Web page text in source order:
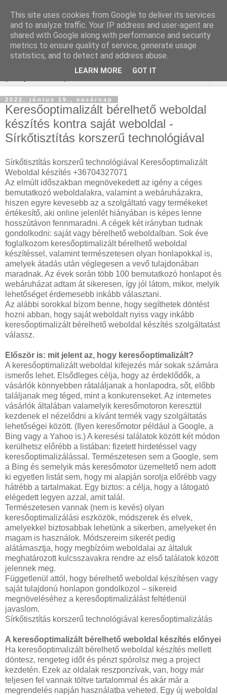
Keresőoptimalizálás :
gurtnicsere
2022. június 19., vasárnap
Keresőoptimalizált bérelhető weboldal
készítés kontra saját weboldal -
Sírkőtisztítás korszerű technológiával
Sírkőtisztítás korszerű technológiával Keresőoptimalizált
Weboldal készítés +36704327071
Az elmúlt időszakban megnövekedett az igény a céges
bemutatkozó weboldalakra, valamint a webáruházakra,
hiszen egyre kevesebb az a szolgáltató vagy termékeket
értékesítő, aki online jelenlét hiányában is képes lenne
hosszútávon fennmaradni. A cégek két irányban tudnak
gondolkodni: saját vagy bérelhető weboldalban. Sok éve
foglalkozom keresőoptimalizált bérelhető weboldal
készítéssel, valamint természetesen olyan honlapokkal is,
amelyek átadás után véglegesen a vevő tulajdonában
maradnak. Az évek során több 100 bemutatkozó honlapot és
webáruházat adtam át sikeresen, így jól látom, mikor, melyik
lehetőséget érdemesebb inkább választani.
Az alábbi sorokkal bízom benne, hogy segíthetek döntést
hozni abban, hogy saját weboldalt nyiss vagy inkább
keresőoptimalizált bérelhető weboldal készítés szolgáltatást
válassz.
Először is: mit jelent az, hogy keresőoptimalizált?
A keresőoptimalizált weboldal kifejezés már sokak számára
ismerős lehet. Elsődleges célja, hogy az érdeklődők, a
vásárlók könnyebben rátaláljanak a honlapodra, sőt, előbb
találjanak meg téged, mint a konkurenseket. Az internetes
vásárlók általában valamelyik keresőmotoron keresztül
kezdenek el nézelődni a kívánt termék vagy szolgáltatás
lehetőségei között. (Ilyen keresőmotor például a Google, a
Bing vagy a Yahoo is.) A keresési találatok között két módon
kerülhetsz előrébb a listában: fizetett hirdetéssel vagy
keresőoptimalizálással. Természetesen sem a Google, sem
a Bing és semelyik más keresőmotor üzemeltető nem adott
ki egyetlen listát sem, hogy mi alapján sorolja előrébb vagy
hátrébb a tartalmakat. Egy biztos: a célja, hogy a látogató
elégedett legyen azzal, amit talál.
Természetesen vannak (nem is kevés) olyan
keresőoptimalizálási eszközök, módszerek és elvek,
amelyekkel biztosabbak lehetünk a sikerben, amelyeket én
magam is használok. Módszereim sikerét pedig
alátámasztja, hogy megbízóim weboldalai az általuk
meghatározott kulcsszavakra rendre az első találatok között
jelennek meg.
Függetlenül attól, hogy bérelhető weboldal készítésen vagy
saját tulajdonú honlapon gondolkozol – sikereid
megnöveléséhez a keresőoptimalizálást feltétlenül
javaslom.
Sírkőtisztítás korszerű technológiával keresőoptimalizálás
A keresőoptimalizált bérelhető weboldal készítés előnyei
Ha keresőoptimalizált bérelhető weboldal készítés mellett
döntesz, rengeteg időt és pénzt spórolsz meg a project
kezdetén. Ezek az oldalak reszponzívak, van, hogy már
teljesen fel vannak töltve tartalommal és akár már a
megrendelés napján használatba veheted. Egy új weboldal
This site uses cookies from Google to deliver its services
and to analyze traffic. Your IP address and user-agent are
shared with Google along with performance and security
metrics to ensure quality of service, generate usage
statistics, and to detect and address abuse.
LEARN MORE GOT IT